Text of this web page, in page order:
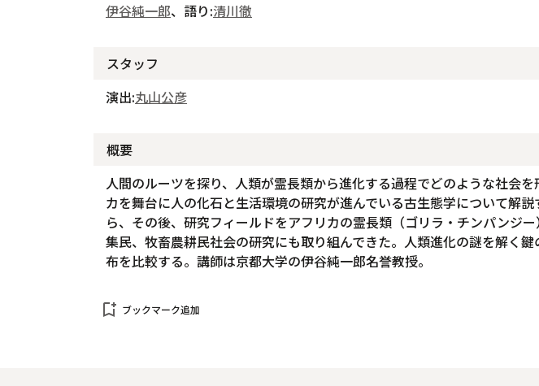
伊谷純一郎、語り:清川徹
スタッフ
演出:丸山公彦
概要
人間のルーツを探り、人類が霊長類から進化する過程でどのような社会
カを舞台に人の化石と生活環境の研究が進んでいる古生態学について解
ら、その後、研究フィールドをアフリカの霊長類（ゴリラ・チンパンジ
集民、牧畜農耕民社会の研究にも取り組んできた。人類進化の謎を解く
布を比較する。講師は京都大学の伊谷純一郎名誉教授。
bookmark_add ブックマーク追加